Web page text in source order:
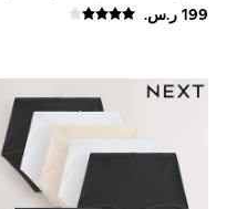
Sunglasses
Travel Bags
Luggage
Angel & Rocket
B by Ted Baker
Baker by Ted Baker
من القطن ومزينة بشعار